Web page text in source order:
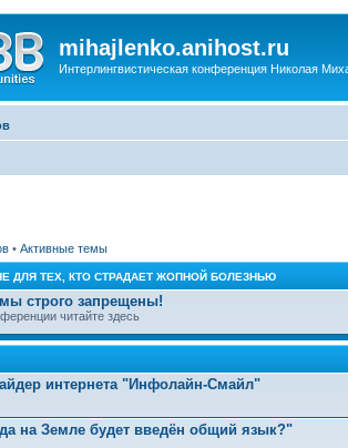
mihajlenko.anihost.ru
Интерлингвистическая конференция Николая
• Активные темы
ДЛЯ ТЕХ, КТО СТРАДАЕТ ЖОПНОЙ БОЛЕЗНЬЮ
строго запрещены!
читайте здесь
интернета "Инфолайн-Смайл"
на Земле будет введён общий язык?"